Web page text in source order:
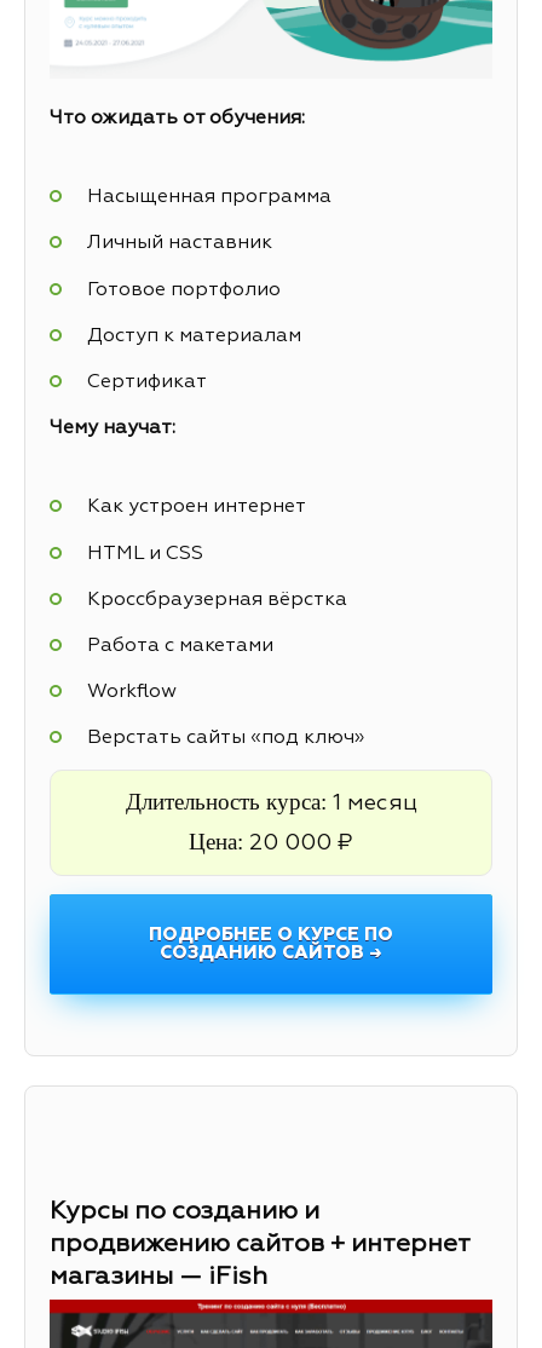
Что ожидать от обучения:
Насыщенная программа
Личный наставник
Готовое портфолио
Доступ к материалам
Сертификат
Чему научат:
Как устроен интернет
HTML и CSS
Кроссбраузерная вёрстка
Работа с макетами
Workflow
Верстать сайты «под ключ»
Длительность курса: 1 месяц
Цена: 20 000 ₽
ПОДРОБНЕЕ О КУРСЕ ПО
СОЗДАНИЮ САЙТОВ →
Курсы по созданию и
продвижению сайтов + интернет
магазины — iFish